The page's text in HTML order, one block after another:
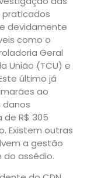
praticados
devidamente
como o
Geral
União (TCU) e
último já
ao
danos
de R$ 305
Existem outras
a gestão
do assédio.